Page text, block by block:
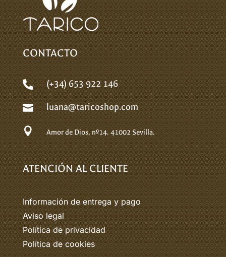
CONTACTO
 (+34) 653 922 146
 luana@taricoshop.com
 Amor de Dios, nº14.41002 Sevilla.
ATENCIÓN AL CLIENTE
Información de entrega y pago
Aviso legal
Política de privacidad
Política de cookies